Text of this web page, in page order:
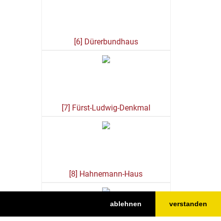
ablehnen verstanden
[6] Dürerbundhaus
[7] Fürst-Ludwig-Denkmal
[8] Hahnemann-Haus